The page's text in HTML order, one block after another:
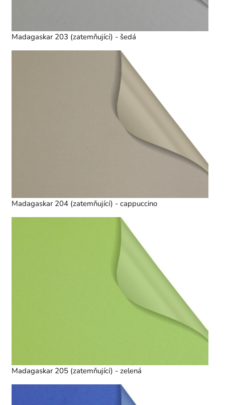
Madagaskar 203 (zatemňující) - šedá
Madagaskar 204 (zatemňující) - cappuccino
Madagaskar 205 (zatemňující) - zelená